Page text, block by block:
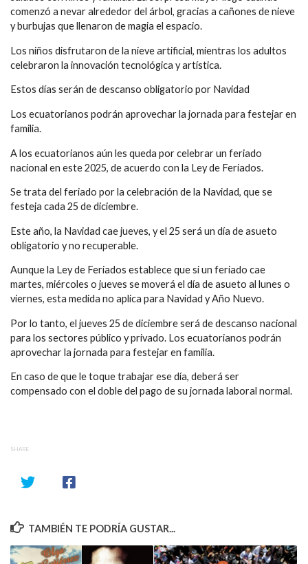
comenzó a nevar alrededor del árbol, gracias a cañones de nieve
y burbujas que llenaron de magia el espacio.
Los niños disfrutaron de la nieve artificial, mientras los adultos
celebraron la innovación tecnológica y artística.
Estos días serán de descanso obligatorio por Navidad
Los ecuatorianos podrán aprovechar la jornada para festejar en
familia.
A los ecuatorianos aún les queda por celebrar un feriado
nacional en este 2025, de acuerdo con la Ley de Feriados.
Se trata del feriado por la celebración de la Navidad, que se
festeja cada 25 de diciembre.
Este año, la Navidad cae jueves, y el 25 será un día de asueto
obligatorio y no recuperable.
Aunque la Ley de Feriados establece que si un feriado cae
martes, miércoles o jueves se moverá el día de asueto al lunes o
viernes, esta medida no aplica para Navidad y Año Nuevo.
Por lo tanto, el jueves 25 de diciembre será de descanso nacional
para los sectores público y privado. Los ecuatorianos podrán
aprovechar la jornada para festejar en familia.
En caso de que le toque trabajar ese día, deberá ser
compensado con el doble del pago de su jornada laboral normal.
SHARE
TAMBIÉN TE PODRÍA GUSTAR...